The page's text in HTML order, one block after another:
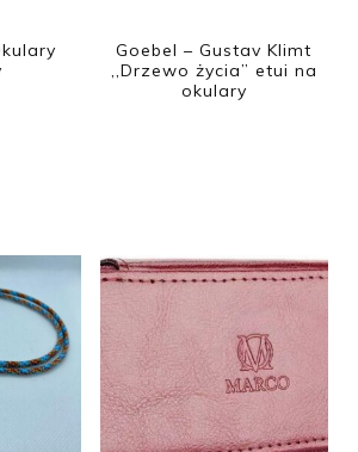
Goebel – Gustav Klimt
,,Drzewo życia” etui na
okulary